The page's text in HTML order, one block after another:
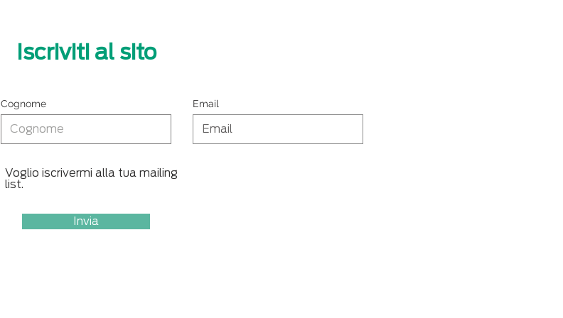
Iscriviti al sito
Cognome Email
Voglio iscrivermi alla tua mailing
list.
Invia